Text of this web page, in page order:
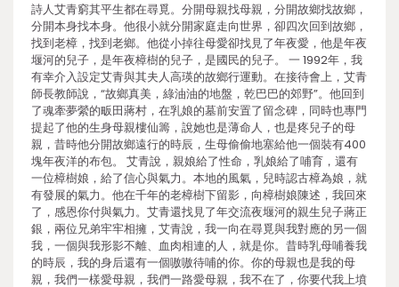
詩人艾青窮其平生都在尋覓。分開母親找母親，分開故鄉找故鄉，
分開本身找本身。他很小就分開家庭走向世界，卻四次回到故鄉，
找到老樟，找到老鄉。他從小掉往母愛卻找見了年夜愛，他是年夜
堰河的兒子，是年夜樟樹的兒子，是國民的兒子。 一 1992年，我
有幸介入設定艾青與其夫人高瑛的故鄉行運動。在接待會上，艾青
師長教師說，“故鄉真美，綠油油的地盤，乾巴巴的郊野”。他回到
了魂牽夢縈的畈田蔣村，在乳娘的墓前安置了留念碑，同時也專門
提起了他的生身母親樓仙籌，說她也是薄命人，也是疼兒子的母
親，昔時他分開故鄉遠行的時辰，生母偷偷地塞給他一個裝有400
塊年夜洋的布包。 艾青說，親娘給了性命，乳娘給了哺育，還有
一位樟樹娘，給了信心與氣力。本地的風氣，兒時認古樟為娘，就
有發展的氣力。他在千年的老樟樹下留影，向樟樹娘陳述，我回來
了，感恩你付與氣力。艾青還找見了年交流夜堰河的親生兒子蔣正
銀，兩位兄弟牢牢相擁，艾青說，我一向在尋覓與我對應的另一個
我，一個與我形影不離、血肉相連的人，就是你。昔時乳母哺養我
的時辰，我的身后還有一個嗷嗷待哺的你。你的母親也是我的母
親，我們一樣愛母親，我們一路愛母親，我不在了，你要代我上墳